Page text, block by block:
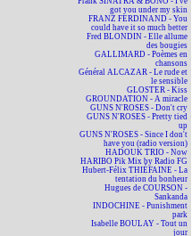
got you under my skin
FRANZ FERDINAND - You
could have it so much better
Fred BLONDIN - Elle allume
des bougies
GALLIMARD - Poèmes en
chansons
Général ALCAZAR - Le rude et
le sensible
GLOSTER - Kiss
GROUNDATION - A miracle
GUNS N'ROSES - Don't cry
GUNS N'ROSES - Pretty tied
up
GUNS N'ROSES - Since I don't
have you (radio version)
HADOUK TRIO - Now
HARIBO Pik Mix by Radio FG
Hubert-Félix THIÉFAINE - La
tentation du bonheur
Hugues de COURSON -
Sankanda
INDOCHINE - Punishment
park
Isabelle BOULAY - Tout un
jour